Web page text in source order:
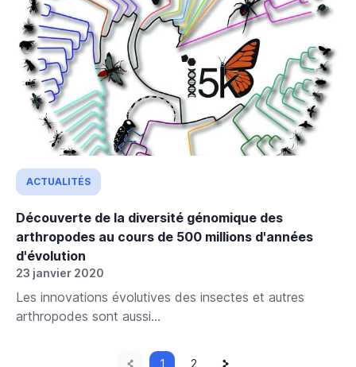
ACTUALITÉS
Découverte de la diversité génomique des
arthropodes au cours de 500 millions d'années
d'évolution
23 janvier 2020
Les innovations évolutives des insectes et autres
arthropodes sont aussi...
Current
1 Page
2